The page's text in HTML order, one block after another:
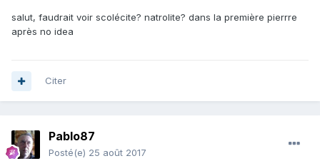
salut, faudrait voir scolécite? natrolite? dans la première pierrre
après no idea
Citer
Pablo87
Posté(e) 25 août 2017